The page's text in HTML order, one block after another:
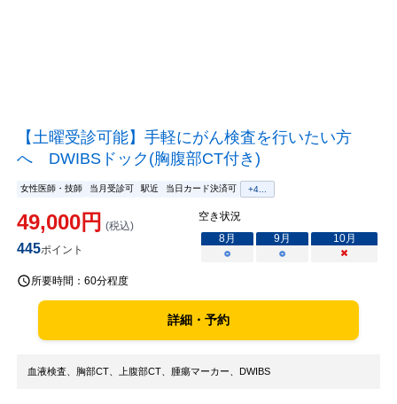
【土曜受診可能】手軽にがん検査を行いたい方
へ DWIBSドック(胸腹部CT付き)
女性医師・技師 当月受診可 駅近 当日カード決済可 +4...
49,000円 (税込)
445ポイント
空き状況
8月 9月 10月
○
○ ×
所要時間： 60分程度
詳細・予約
血液検査、胸部CT、上腹部CT、腫瘍マーカー、DWIBS